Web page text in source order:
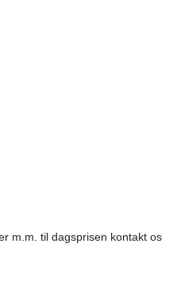
m.m. til dagsprisen kontakt os